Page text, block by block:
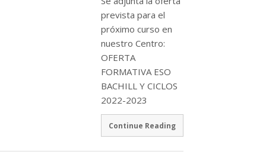
prevista para el
próximo curso en
nuestro Centro:
OFERTA
FORMATIVA ESO
BACHILL Y CICLOS
2022-2023
Continue Reading